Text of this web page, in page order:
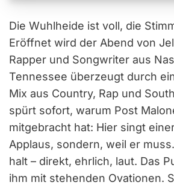
Die Wuhlheide ist voll, die
Eröffnet wird der Abend von
Rapper und Songwriter aus
Tennessee überzeugt durch
Mix aus Country, Rap und
spürt sofort, warum Post
mitgebracht hat: Hier singt
Applaus, sondern, weil er
halt – direkt, ehrlich, laut. Das
ihm mit stehenden Ovationen.